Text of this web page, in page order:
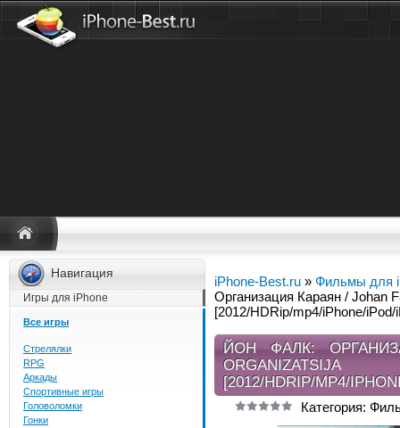
Навигация
Игры для iPhone
Все игры
Стрелялки
RPG
Аркады
Спортивные игры
Головоломки
Гонки
iPhone-Best.ru » Фильмы для
Организация Караян / Johan
[2012/HDRip/mp4/iPhone/iPod/
ЙОН ФАЛК:
[2012/HDRIP/MP4/
Категория: